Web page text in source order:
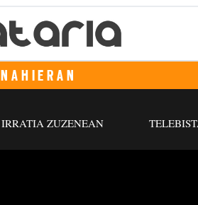
NAHIERAN
IRRATIA ZUZENEAN